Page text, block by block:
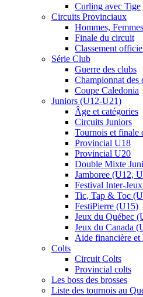
Curling avec Tige
Circuits Provinciaux
Hommes,
Finale du circuit
Classement
Série Club
Guerre des clubs
Championnat des
Coupe Caledonia
Juniors (U12-U21)
Âge et catégories
Circuits Juniors
Tournois et finale
Provincial U18
Provincial U20
Double Mixte
Jamboree (U12,
Festival Inter-
Tic, Tap & Toc
FestiPierre (U15)
Jeux du Québec
Jeux du Canada
Aide financière et
Colts
Circuit Colts
Provincial colts
Les boss des brosses
Liste des tournois au